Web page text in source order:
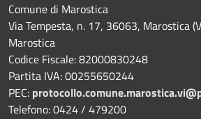
Comune di Marostica
Via Tempesta, n. 17, 36063, Marostica
Marostica
Codice Fiscale: 82000830248
Partita IVA: 00255650244
PEC: protocollo.comune.marostica.
Telefono: 0424 / 479200